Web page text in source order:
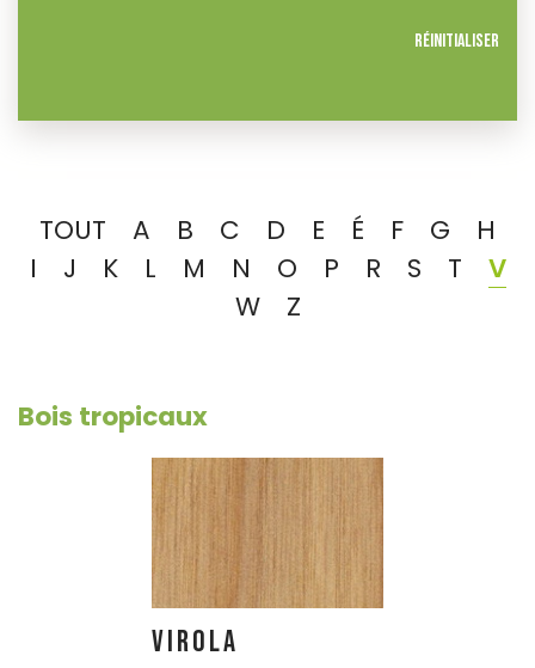
Réinitialiser
TOUT A B C D E É F G
H
I
J K L M N O P R S T
V
W
Z
Bois tropicaux
VIROLA